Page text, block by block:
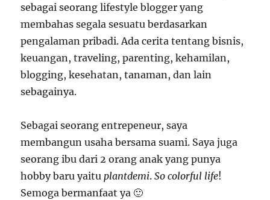
sebagai seorang lifestyle blogger yang
membahas segala sesuatu berdasarkan
pengalaman pribadi. Ada cerita tentang bisnis,
keuangan, traveling, parenting, kehamilan,
blogging, kesehatan, tanaman, dan lain
sebagainya.
Sebagai seorang entrepeneur, saya
membangun usaha bersama suami. Saya juga
seorang ibu dari 2 orang anak yang punya
hobby baru yaitu plantdemi. So colorful life!
Semoga bermanfaat ya 🙂